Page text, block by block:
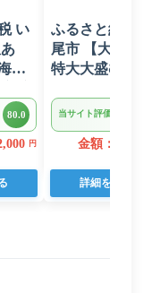
い
鮮
落
3kg
80.0
円
ふるさと納税
尾市 【大容量
特大大盛むきえ
K287
当サイト評価
金額：12,000
詳細を見る